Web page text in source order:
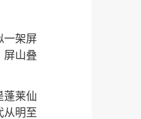
一架屏
屏山叠
蓬莱仙
从明至